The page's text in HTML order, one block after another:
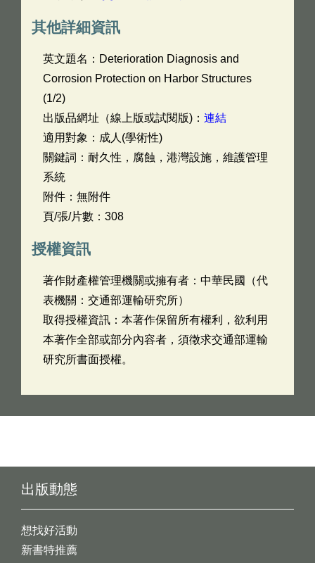
其他詳細資訊
英文題名： Deterioration Diagnosis and
Corrosion Protection on Harbor Structures
(1/2)
出版品網址（線上版或試閱版)： 連結
適用對象：成人(學術性)
關鍵詞：耐久性，腐蝕，港灣設施，維護管理
系統
附件：無附件
頁/張/片數：308
授權資訊
著作財產權管理機關或擁有者：中華民國（代
表機關：交通部運輸研究所）
取得授權資訊：本著作保留所有權利，欲利用
本著作全部或部分內容者，須徵求交通部運輸
研究所書面授權。
出版動態
想找好活動
新書特推薦